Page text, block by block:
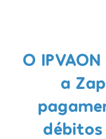
O
a
débitos